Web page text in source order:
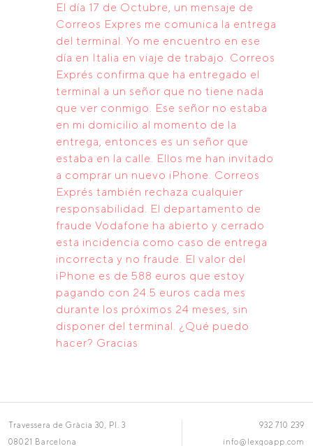
El día 17 de Octubre, un mensaje de
Correos Expres me comunica la entrega
del terminal. Yo me encuentro en ese
día en Italia en viaje de trabajo. Correos
Exprés confirma que ha entregado el
terminal a un señor que no tiene nada
que ver conmigo. Ese señor no estaba
en mi domicilio al momento de la
entrega, entonces es un señor que
estaba en la calle. Ellos me han invitado
a comprar un nuevo iPhone. Correos
Exprés también rechaza cualquier
responsabilidad. El departamento de
fraude Vodafone ha abierto y cerrado
esta incidencia como caso de entrega
incorrecta y no fraude. El valor del
iPhone es de 588 euros que estoy
pagando con 24.5 euros cada mes
durante los próximos 24 meses, sin
disponer del terminal. ¿Qué puedo
hacer? Gracias
Travessera de Gràcia 30, Pl. 3
08021 Barcelona
932 710 239
info@lexgoapp.com